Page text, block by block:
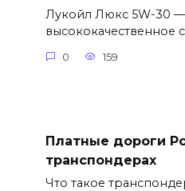
Лукойл Люкс 5W-30 —
высококачественное
0 159
Платные дороги
транспондерах
Что такое